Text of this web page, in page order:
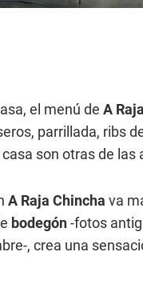
el menú de A
parrillada, ribs
son otras de
A Raja Chincha va
bodegón-fotos
, crea una